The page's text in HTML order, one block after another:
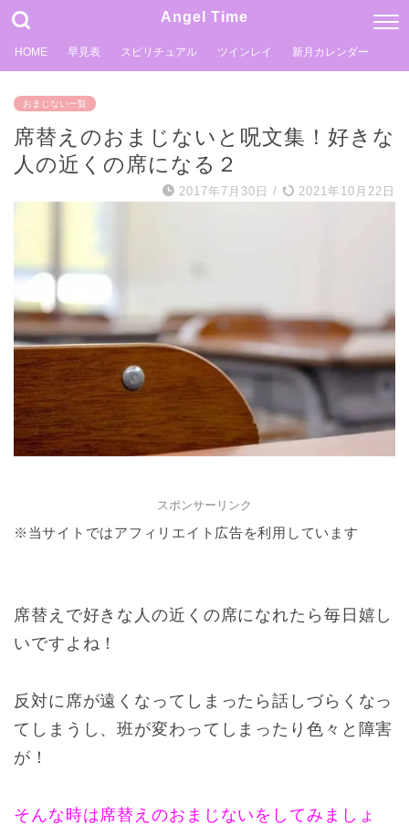
Angel Time
HOME 早見表 スピリチュアル ツインレイ 新月カレンダー
おまじない一覧
席替えのおまじないと呪文集！好きな
人の近くの席になる２
2017年7月30日 / 2021年10月22日
スポンサーリンク
※当サイトではアフィリエイト広告を利用しています
席替えで好きな人の近くの席になれたら毎日嬉し
いですよね！
反対に席が遠くなってしまったら話しづらくなっ
てしまうし、班が変わってしまったり色々と障害
が！
そんな時は席替えのおまじないをしてみましょ